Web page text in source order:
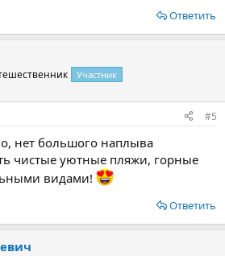
Ответить
Участник
#5
нет большого наплыва
чистые уютные пляжи, горные
видами!
Ответить